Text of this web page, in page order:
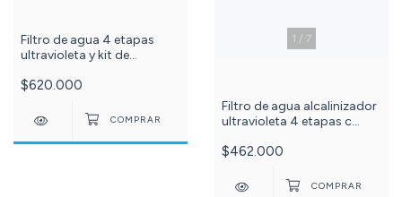
Filtro de agua 4 etapas
ultravioleta y kit de
wattios c -119-501-013-
$620.000
1 / 7
Filtro de agua alcalinizador
ultravioleta 4 etapas c
$462.000